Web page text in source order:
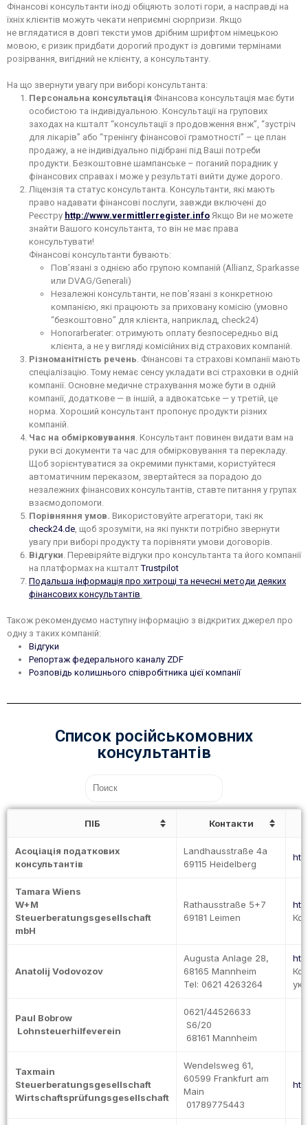
Фінансові консультанти іноді обіцяють золоті гори, а насправді на
їхніх клієнтів можуть чекати неприємні сюрпризи. Якщо
не вглядатися в довгі тексти умов дрібним шрифтом німецькою
мовою, є ризик придбати дорогий продукт із довгими термінами
розірвання, вигідний не клієнту, а консультанту.
На що звернути увагу при виборі консультанта:
Персональна консультація Фінансова консультація має бути
особистою та індивідуальною. Консультації на групових
заходах на кшталт “консультації з продовження внж”, “зустріч
для лікарів” або “тренінгу фінансової грамотності” – це план
продажу, а не індивідуально підібрані під Ваші потреби
продукти. Безкоштовне шампанське – поганий порадник у
фінансових справах і може у результаті вийти дуже дорого.
Ліцензія та статус консультанта. Консультанти, які мають
право надавати фінансові послуги, завжди включені до
Реєстру http://www.vermittlerregister.info Якщо Ви не можете
знайти Вашого консультанта, то він не має права
консультувати!
Фінансові консультанти бувають:
Пов’язані з однією або групою компаній (Allianz, Sparkasse
или DVAG/Generali)
Незалежні консультанти, не пов’язані з конкретною
компанією, які працюють за приховану комісію (умовно
“безкоштовно” для клієнта, наприклад, check24)
Honorarberater: отримують оплату безпосередньо від
клієнта, а не у вигляді комісійних від страхових компаній.
Різноманітність речень . Фінансові та страхові компанії мають
спеціалізацію. Тому немає сенсу укладати всі страховки в одній
компанії. Основне медичне страхування може бути в одній
компанії, додаткове — в іншій, а адвокатське — у третій, це
норма. Хороший консультант пропонує продукти різних
компаній.
Час на обмірковування . Консультант повинен видати вам на
руки всі документи та час для обмірковування та перекладу.
Щоб зорієнтуватися за окремими пунктами, користуйтеся
автоматичним переказом, звертайтеся за порадою до
незалежних фінансових консультантів, ставте питання у групах
взаємодопомоги.
Порівняння умов. Використовуйте агрегатори, такі як
check24.de , щоб зрозуміти, на які пункти потрібно звернути
увагу при виборі продукту та порівняти умови договорів.
Відгуки . Перевіряйте відгуки про консультанта та його компанії
на платформах на кшталтTrustpilot
Подальша інформація про хитрощі та нечесні методи деяких
фінансових консультантів
Також рекомендуємо наступну інформацію з відкритих джерел про
одну з таких компаній:
Відгуки
Репортаж федерального каналу ZDF
Розповідь колишнього співробітника цієї компанії
Список російськомовних
консультантів
ПIБ Контакти
Асоціація податкових
консультантів
Landhausstraße 4a
69115 Heidelberg
Tamara Wiens
W+M
Steuerberatungsgesellschaft
mbH
Rathausstraße 5+7
69181 Leimen
Anatolij Vodovozov
Augusta Anlage 28,
68165 Mannheim
Tel: 0621 4263264
Paul Bobrow
Lohnsteuerhilfeverein
0621/44526633
S6/20
68161 Mannheim
Taxmain
Steuerberatungsgesellschaft
Wirtschaftsprüfungsgesellschaft
Wendelsweg 61,
60599 Frankfurt am
Main
01789775443